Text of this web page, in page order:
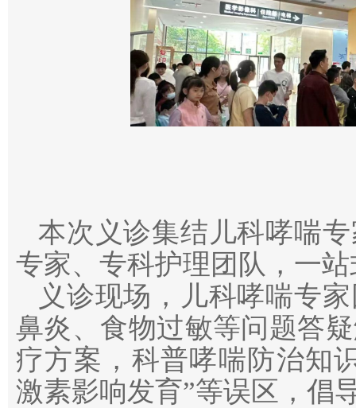
本次义诊集结儿科哮喘
专家、专科护理团队，一
义诊现场，儿科哮喘专
鼻炎、食物过敏等问题答
疗方案，科普哮喘防治知
激素影响发育”等误区，倡